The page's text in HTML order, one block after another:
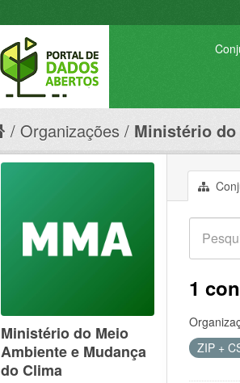
Organizações Ministério
1
ZIP +
Ministério do Meio
Ambiente e Mudança
do Clima